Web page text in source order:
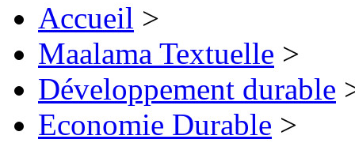
Accueil >
Maalama Textuelle >
Développement durable
Economie Durable >